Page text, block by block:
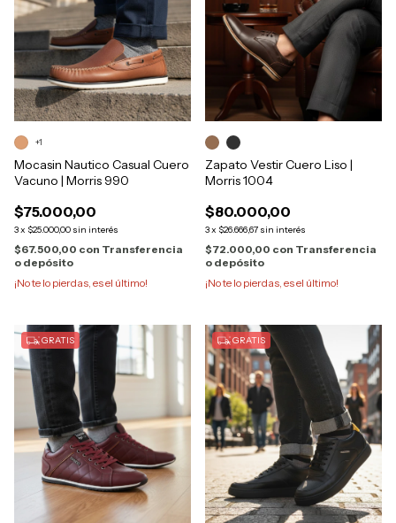
Mocasin Nautico Casual Cuero
Vacuno | Morris 990
$75.000,00
3x $25.000,00 sin interés
$67.500,00 con Transferencia
o depósito
¡No te lo pierdas, es el último!
+1
Zapato Vestir Cuero Liso |
Morris 1004
$80.000,00
3x $26.666,67 sin interés
$72.000,00 con Transferencia
o depósito
¡No te lo pierdas, es el último!
GRATIS GRATIS